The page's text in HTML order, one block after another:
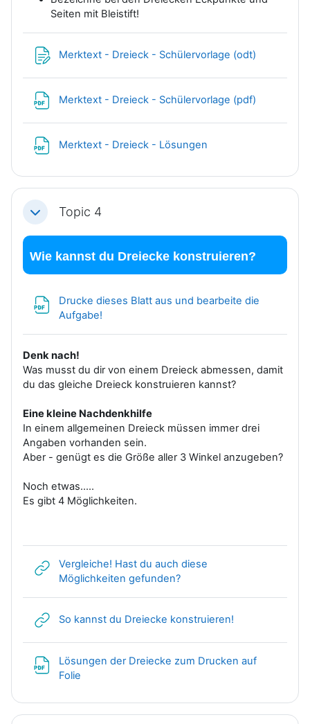
Seiten mit Bleistift!
Merktext - Dreieck - Schülervorlage (odt)
Merktext - Dreieck - Schülervorlage (pdf)
Merktext - Dreieck - Lösungen
Einklappen
Topic 4
Wie kannst du Dreiecke konstruieren?
Drucke dieses Blatt aus und bearbeite die
Aufgabe!
Denk nach!
Was musst du dir von einem Dreieck abmessen, damit
du das gleiche Dreieck konstruieren kannst?
Eine kleine Nachdenkhilfe
In einem allgemeinen Dreieck müssen immer drei
Angaben vorhanden sein.
Aber - genügt es die Größe aller 3 Winkel anzugeben?
Noch etwas.....
Es gibt 4 Möglichkeiten.
Vergleiche! Hast du auch diese
Möglichkeiten gefunden?Link/URL
So kannst du Dreiecke konstruieren!
Lösungen der Dreiecke zum Drucken auf
Folie